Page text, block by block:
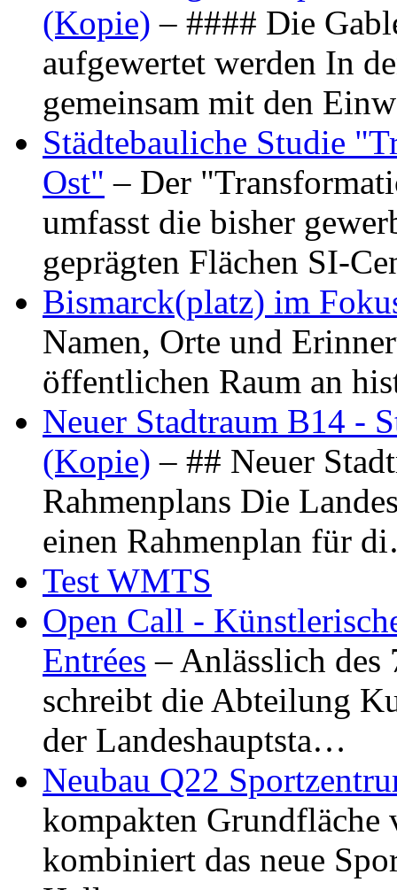
(Kopie) – #### Die
aufgewertet werden In
gemeinsam mit den
Städtebauliche Studie
Ost" – Der
umfasst die bisher
geprägten Flächen SI-
Bismarck(platz) im
Namen, Orte und
öffentlichen Raum an
Neuer Stadtraum B14 -
(Kopie) – ## Neuer
Rahmenplans Die
einen Rahmenplan für
Test WMTS
Open Call -
Entrées – Anlässlich
schreibt die Abteilung
der Landeshauptsta…
Neubau Q22
kompakten Grundfläche
kombiniert das neue